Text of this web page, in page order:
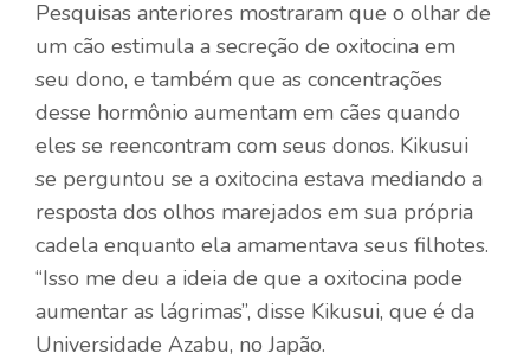
Pesquisas anteriores mostraram que o olhar de
um cão estimula a secreção de oxitocina em
seu dono, e também que as concentrações
desse hormônio aumentam em cães quando
eles se reencontram com seus donos. Kikusui
se perguntou se a oxitocina estava mediando a
resposta dos olhos marejados em sua própria
cadela enquanto ela amamentava seus filhotes.
“Isso me deu a ideia de que a oxitocina pode
aumentar as lágrimas”, disse Kikusui, que é da
Universidade Azabu, no Japão.